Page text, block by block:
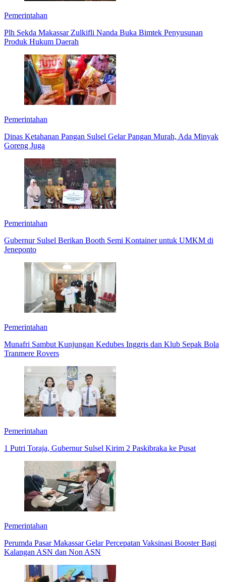
Pemerintahan
Plh Sekda Makassar Zulkifli Nanda Buka Bimtek Penyusunan
Produk Hukum Daerah
Pemerintahan
Dinas Ketahanan Pangan Sulsel Gelar Pangan Murah, Ada Minyak
Goreng Juga
Pemerintahan
Gubernur Sulsel Berikan Booth Semi Kontainer untuk UMKM di
Jeneponto
Pemerintahan
Munafri Sambut Kunjungan Kedubes Inggris dan Klub Sepak Bola
Tranmere Rovers
Pemerintahan
1 Putri Toraja, Gubernur Sulsel Kirim 2 Paskibraka ke Pusat
Pemerintahan
Perumda Pasar Makassar Gelar Percepatan Vaksinasi Booster Bagi
Kalangan ASN dan Non ASN